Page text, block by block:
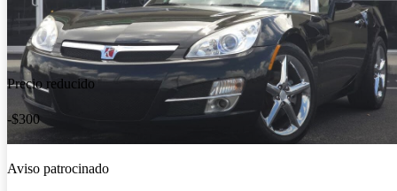
Precio reducido
-$300
Aviso patrocinado